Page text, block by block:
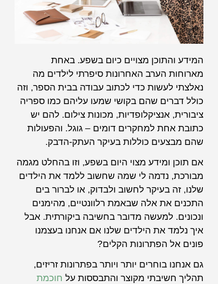
המידע והתוכן מצויים כיום בשפע. באחת
מארוחות הערב האחרונות סיפרתי לילדים מה
נאלצתי לעשות כדי לכתוב עבודה בבית הספר, וזה
כולל דברים שהם בקושי שמעו עליהם כמו ספריה
ציבורית, אנציקלופדיות, מכונות צילום. להם יש
כתובת אחת למחקרים דומים – גוגל. והפעולות
שהם מבצעים כוללות בעיקר העתק-הדבק.
אם תוכן ומידע מצוי היום בשפע, וזו בהחלט מגמה
מבורכת, נדמה לי שמה שחשוב ללמד את הילדים
שלנו, זה בעיקר לחשוב ולבדוק, או לברור בים
התכנים את אלה שבאמת רלוונטיים, מהימנים
ונכונים. למעשה מדובר בחשיבה ביקורתית. אבל
איך נלמד את הילדים שלנו אם אנחנו בעצמנו
פונים אל הפתרונות הקלים?
גם אנחנו בוחרים יותר ויותר בפתרונות זריזים,
תהליך חשיבתי מקוצר והתבססות על חוכמת